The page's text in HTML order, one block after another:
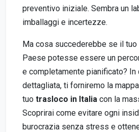
preventivo iniziale. Sembra un
imballaggi e incertezze.
Ma cosa succederebbe se il
Paese potesse essere un
e completamente pianificato? In
dettagliata, ti forniremo la
tuo trasloco in Italia con la
Scoprirai come evitare ogni
burocrazia senza stress e